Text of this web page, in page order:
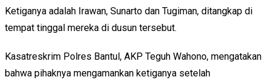
Ketiganya adalah Irawan, Sunarto dan Tugiman, ditangkap di
tempat tinggal mereka di dusun tersebut.
Kasatreskrim Polres Bantul, AKP Teguh Wahono, mengatakan
bahwa pihaknya mengamankan ketiganya setelah